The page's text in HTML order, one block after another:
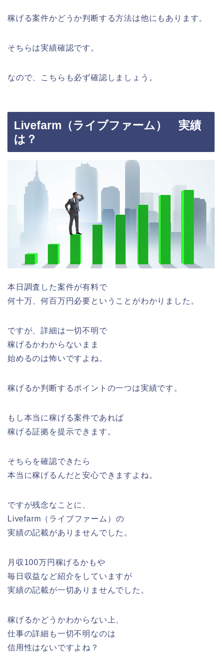
稼げる案件かどうか判断する方法は他にもあります。
そちらは実績確認です。
なので、こちらも必ず確認しましょう。
Livefarm（ライブファーム） 実績
は？
本日調査した案件が有料で
何十万、何百万円必要ということがわかりました。
ですが、詳細は一切不明で
稼げるかわからないまま
始めるのは怖いですよね。
稼げるか判断するポイントの一つは実績です。
もし本当に稼げる案件であれば
稼げる証拠を提示できます。
そちらを確認できたら
本当に稼げるんだと安心できますよね。
ですが残念なことに、
Livefarm（ライブファーム）の
実績の記載がありませんでした。
月収100万円稼げるかもや
毎日収益など紹介をしていますが
実績の記載が一切ありませんでした。
稼げるかどうかわからない上、
仕事の詳細も一切不明なのは
信用性はないですよね？